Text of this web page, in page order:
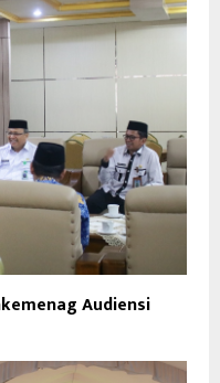
Audiensi